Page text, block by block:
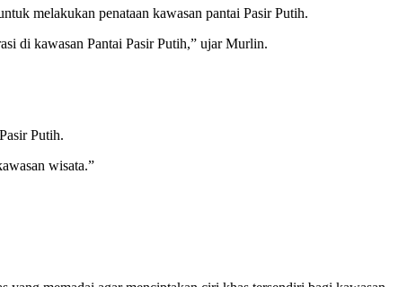
melakukan penataan kawasan pantai Pasir Putih.
di kawasan Pantai Pasir Putih,” ujar Murlin.
Putih.
wisata.”